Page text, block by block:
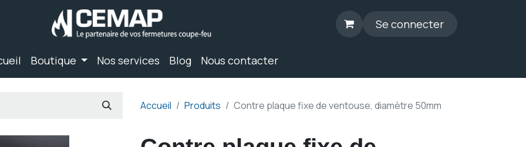
Se connecter
Boutique Nos services Blog Nous contacter
Accueil Produits Contre plaque fixe de ventouse, diamètre 50mm